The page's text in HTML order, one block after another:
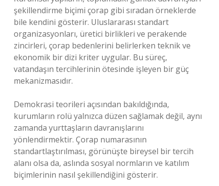
şekillendirme biçimi çorap gibi sıradan örneklerde
bile kendini gösterir. Uluslararası standart
organizasyonları, üretici birlikleri ve perakende
zincirleri, çorap bedenlerini belirlerken teknik ve
ekonomik bir dizi kriter uygular. Bu süreç,
vatandaşın tercihlerinin ötesinde işleyen bir güç
mekanizmasıdır.
Demokrasi teorileri açısından bakıldığında,
kurumların rolü yalnızca düzen sağlamak değil, aynı
zamanda yurttaşların davranışlarını
yönlendirmektir. Çorap numarasının
standartlaştırılması, görünüşte bireysel bir tercih
alanı olsa da, aslında sosyal normların ve katılım
biçimlerinin nasıl şekillendiğini gösterir.